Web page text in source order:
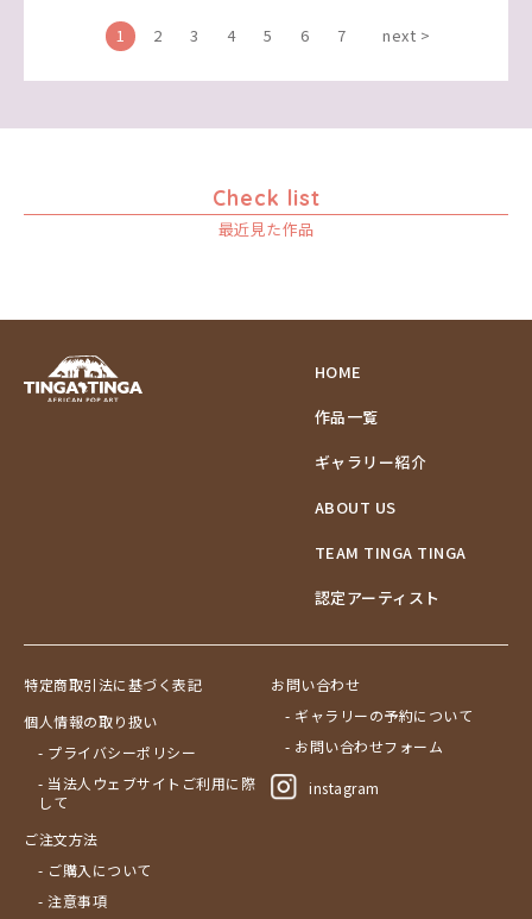
1 2 3 4 5 6 7 next >
Check list
最近見た作品
HOME
作品一覧
ギャラリー紹介
ABOUT US
TEAM TINGA TINGA
認定アーティスト
特定商取引法に基づく表記
個人情報の取り扱い
- プライバシーポリシー
- 当法人ウェブサイトご利用に際
して
ご注文方法
- ご購入について
- 注意事項
お問い合わせ
- ギャラリーの予約について
- お問い合わせフォーム
instagram